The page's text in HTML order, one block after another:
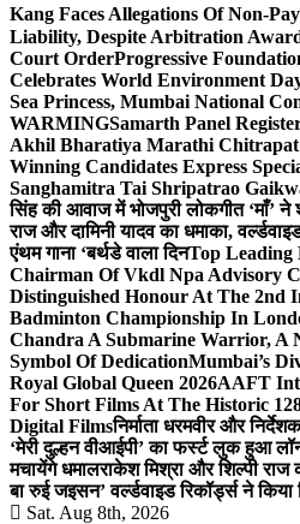
Kang Faces Allegations Of Non-
Liability, Despite Arbitration
Court OrderProgressive
Celebrates World Environment
Sea Princess, Mumbai National
WARMINGSamarth Panel
Akhil Bharatiya Marathi Chitrapat
Winning Candidates Express
Sanghamitra Tai Shripatrao
सिंह की आवाज में भोजपुरी लोकगीत ‘माँ’
राज और दामिनी यादव का धमाका,
एंथम गाना ‘बर्थडे वाला दिनTop Leading
Chairman Of Vkdl Npa Advisory
Distinguished Honour At The 2nd
Badminton Championship In
Chandra A Submarine Warrior, A
Symbol Of DedicationMumbai’s
Royal Global Queen 2026AAFT
For Short Films At The Historic
Digital Filmsनिर्माता धरमवीर और
‘मेरी दुल्हन वीआईपी’ का फर्स्ट लुक हुआ
मचायेंगे धमालराकेश मिश्रा और शिल्पी राज
बा रुई जइसन’ वर्ल्डवाइड रिकॉर्ड्स ने किया
Sat. Aug 8th, 2026